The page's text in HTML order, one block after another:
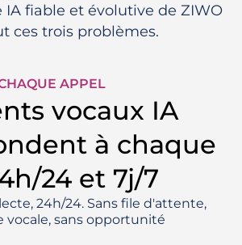
IA fiable et évolutive de ZIWO
ces trois problèmes.
APPEL
vocaux IA
à chaque
24 et 7j/7
24h/24. Sans file d'attente,
vocale, sans opportunité